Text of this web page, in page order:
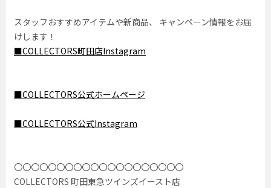
スタッフおすすめアイテムや新商品、 キャンペーン情報をお届
けします！
■COLLECTORS町田店Instagram
■COLLECTORS公式ホームページ
■COLLECTORS公式Instagram
〇〇〇〇〇〇〇〇〇〇〇〇〇〇〇〇〇〇〇〇
COLLECTORS 町田東急ツインズイースト店